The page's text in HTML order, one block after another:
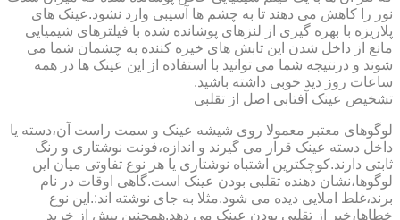
نور را کاهش می دهند تا به چشم ها آسیبی وارد نشود.عینک های
پلاریزه با بهره گیری از لنزهای پوشانده شده با فیلترهای شیمیایی
مانع از داخل شدن این تابش های خیره کننده به چشمان شما می
شوند و درنتیجه شما می توانید با استفاده از این عینک ها در همه
ساعات روز دید خوبی داشته باشید.
تشخیص عینک آفتابی اصل از تقلبی
لوگوهای معتبر معمولا روی شیشه عینک و سمت راست آن،دسته یا
داخل دسته عینک قرار می گیرند و اندازه،فونت نوشتاری و رنگ
ثابتی دارند.کوچکترین اشتباه نوشتاری یا هر نوع تفاوتی میان این
لوگوها،نشان دهنده تقلبی بودن عینک است.گاهی اوقات در نام
برند،غلط املایی دیده می شود.مثلا به جای نوشته اند:.این نوع
خطاها،خبر از تقلبی بودن عینک می دهد.همچنین پیش از خرید